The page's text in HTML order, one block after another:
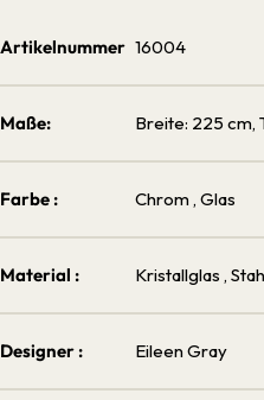
Artikelnummer 16004
Maße: Breite: 225 cm,
Farbe : Chrom , Glas
Material : Kristallglas ,
Designer : Eileen Gray